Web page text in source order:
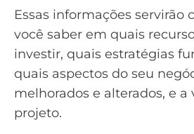
Essas informações servirão
você saber em quais
investir, quais estratégias
quais aspectos do seu
melhorados e alterados, e
projeto.